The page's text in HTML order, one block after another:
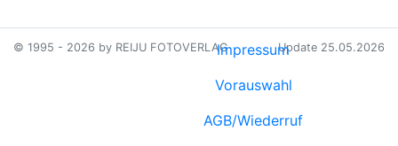
Update 25.05.2026
© 1995 - 2026 by REIJU FOTOVERLAGImpressum
Vorauswahl
AGB/Wiederruf